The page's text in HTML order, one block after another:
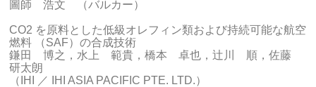
圖師 浩文 （バルカー）
CO2 を原料とした低級オレフィン類および持続可能な航空
燃料 （SAF）の合成技術
鎌田 博之，水上 範貴，橋本 卓也，辻川 順，佐藤
研太朗
（IHI ／ IHI ASIA PACIFIC PTE. LTD.）